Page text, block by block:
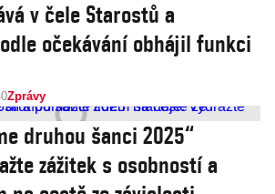
v čele Starostů a
očekávání obhájil funkci
Zprávy
druhou šanci 2025“
zážitek s osobností a